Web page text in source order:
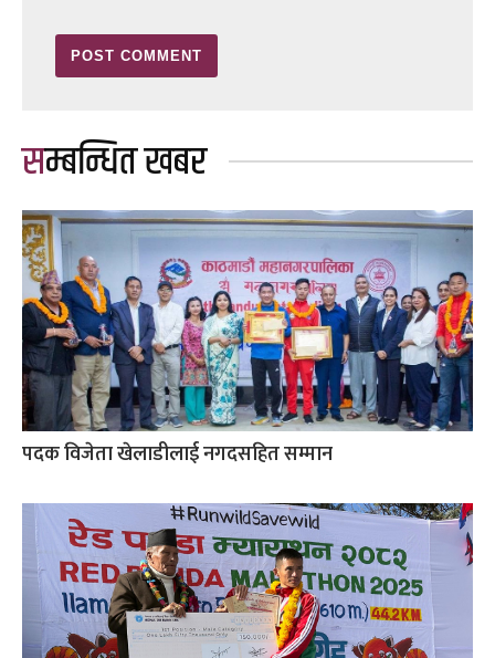
सम्बन्धित खबर
पदक विजेता खेलाडीलाई नगदसहित सम्मान